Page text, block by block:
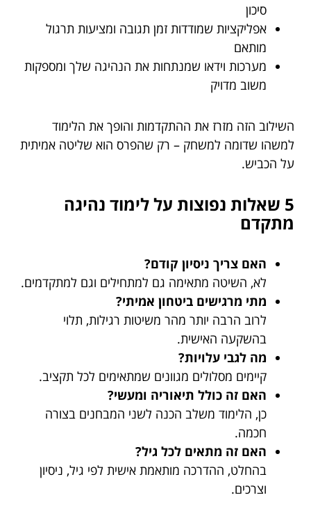
סיכון
אפליקציות שמודדות זמן תגובה ומציעות תרגול
מותאם
מערכות וידאו שמנתחות את הנהיגה שלך ומספקות
משוב מדויק
השילוב הזה מזרז את ההתקדמות והופך את הלימוד
למשהו שדומה למשחק – רק שהפרס הוא שליטה אמיתית
על הכביש.
5 שאלות נפוצות על לימוד נהיגה
מתקדם
האם צריך ניסיון קודם?
לא, השיטה מתאימה גם למתחילים וגם למתקדמים.
מתי מרגישים ביטחון אמיתי?
לרוב הרבה יותר מהר משיטות רגילות, תלוי
בהשקעה האישית.
מה לגבי עלויות?
קיימים מסלולים מגוונים שמתאימים לכל תקציב.
האם זה כולל תיאוריה ומעשי?
כן, הלימוד משלב הכנה לשני המבחנים בצורה
חכמה.
האם זה מתאים לכל גיל?
בהחלט, ההדרכה מותאמת אישית לפי גיל, ניסיון
וצרכים.